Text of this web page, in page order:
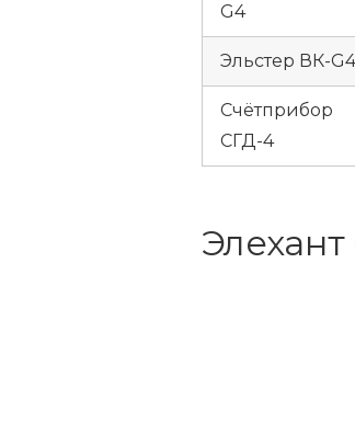
G4
Эльстер ВК-G4
Счётприбор
СГД-4
Элехант